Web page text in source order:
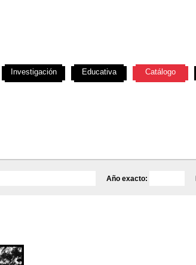
Año exacto:
Investigación Educativa Catálogo